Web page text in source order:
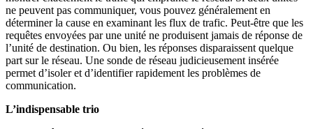
ne peuvent pas communiquer, vous pouvez généralement en
déterminer la cause en examinant les flux de trafic. Peut-être que les
requêtes envoyées par une unité ne produisent jamais de réponse de
l’unité de destination. Ou bien, les réponses disparaissent quelque
part sur le réseau. Une sonde de réseau judicieusement insérée
permet d’isoler et d’identifier rapidement les problèmes de
communication.
L’indispensable trio